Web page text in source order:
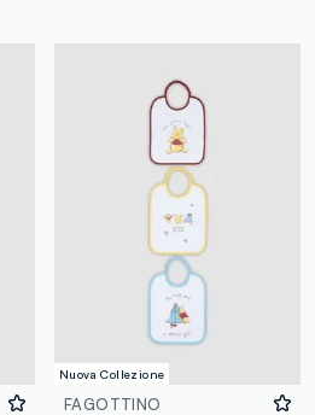
Nuova Collezione
FAGOTTINO